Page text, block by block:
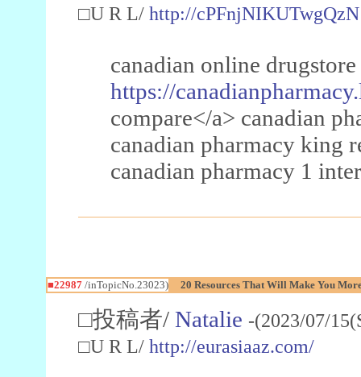
□U R L/ http://cPFnjNIKUTwgQzN
canadian online
https://
compare</a> canadian
canadian pharmacy king
canadian pharmacy 1
■22987/inTopicNo.23023) 20 Resources That Will Make You
□投稿者/ Natalie -(2023/07/
□U R L/ http://eurasiaaz.com/